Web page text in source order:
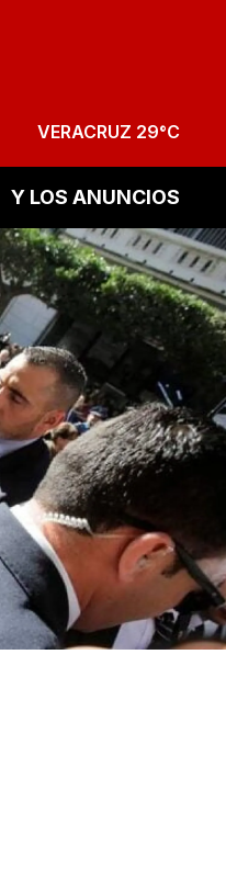
VERACRUZ 29°C
Y LOS ANUNCIOS